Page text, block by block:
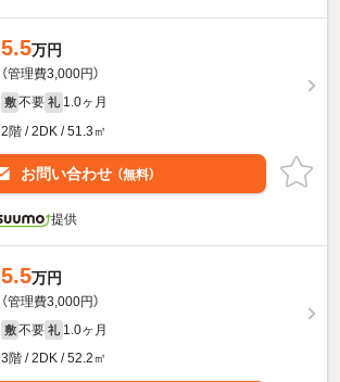
5.5万円
（管理費3,000円）
敷 不要 礼 1.0ヶ月
2階 / 2DK / 51.3㎡
お問い合わせ （無料）
提供
5.5万円
（管理費3,000円）
敷 不要 礼 1.0ヶ月
3階 / 2DK / 52.2㎡